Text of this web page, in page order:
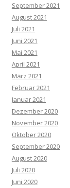
September 2021
August 2021
Juli 2021
Juni 2021
Mai 2021
April 2021
März 2021
Februar 2021
Januar 2021
Dezember 2020
November 2020
Oktober 2020
September 2020
August 2020
Juli 2020
Juni 2020